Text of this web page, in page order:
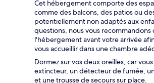
Cet hébergement comporte des
comme des balcons, des patios ou
potentiellement non adaptés aux
questions, nous vous
l'hébergement avant votre arrivée
vous accueillir dans une chambre
Dormez sur vos deux oreilles, car
extincteur, un détecteur de fumée,
et une trousse de secours sur place.